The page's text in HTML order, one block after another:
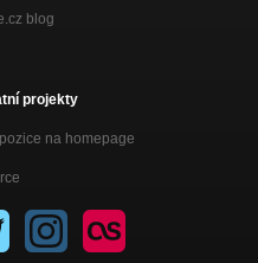
blog
projekty
na homepage